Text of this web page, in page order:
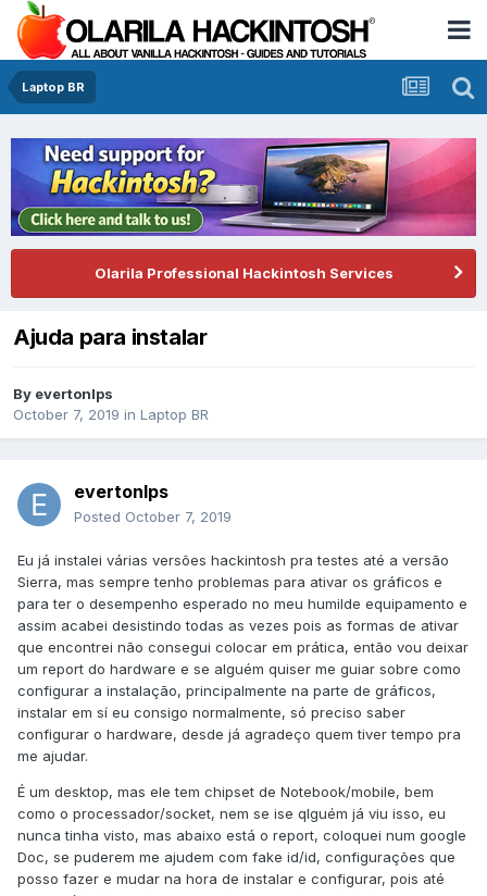
Laptop BR
Olarila Professional Hackintosh Services
Ajuda para instalar
By evertonlps
October 7, 2019 in Laptop BR
evertonlps
Posted October 7, 2019
Eu já instalei várias versões hackintosh pra testes até a versão
Sierra, mas sempre tenho problemas para ativar os gráficos e
para ter o desempenho esperado no meu humilde equipamento e
assim acabei desistindo todas as vezes pois as formas de ativar
que encontrei não consegui colocar em prática, então vou deixar
um report do hardware e se alguém quiser me guiar sobre como
configurar a instalação, principalmente na parte de gráficos,
instalar em sí eu consigo normalmente, só preciso saber
configurar o hardware, desde já agradeço quem tiver tempo pra
me ajudar.
É um desktop, mas ele tem chipset de Notebook/mobile, bem
como o processador/socket, nem se ise qlguém já viu isso, eu
nunca tinha visto, mas abaixo está o report, coloquei num google
Doc, se puderem me ajudem com fake id/id, configurações que
posso fazer e mudar na hora de instalar e configurar, pois até